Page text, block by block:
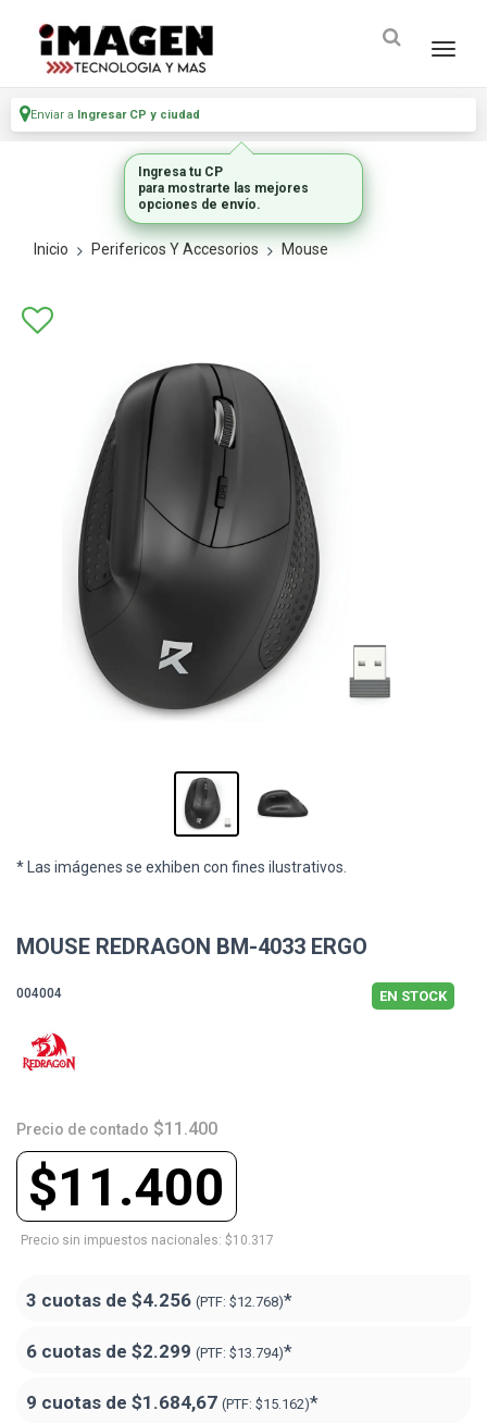
Enviar a Ingresar CP y ciudad
Inicio Perifericos Y Accesorios Mouse
* Las imágenes se exhiben con fines ilustrativos.
MOUSE REDRAGON BM-4033 ERGO
004004 EN STOCK
Precio de contado $11.400
$11.400
Precio sin impuestos nacionales: $10.317
3 cuotas de $4.256 (PTF: $12.768)*
6 cuotas de $2.299 (PTF: $13.794)*
9 cuotas de $1.684,67 (PTF: $15.162)*
Ingresa tu CP
para mostrarte las mejores
opciones de envío.